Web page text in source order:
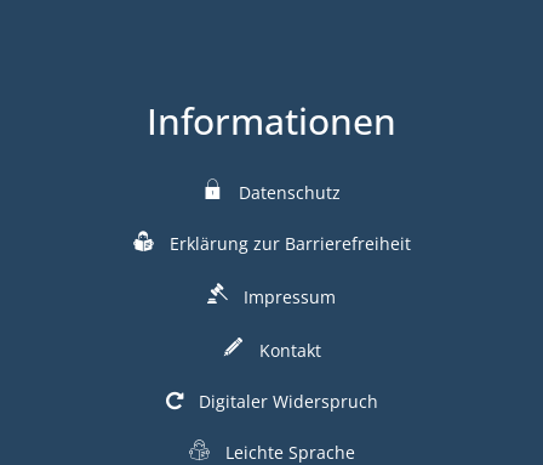
Informationen
Datenschutz
Erklärung zur Barrierefreiheit
Impressum
Kontakt
Digitaler Widerspruch
Leichte Sprache